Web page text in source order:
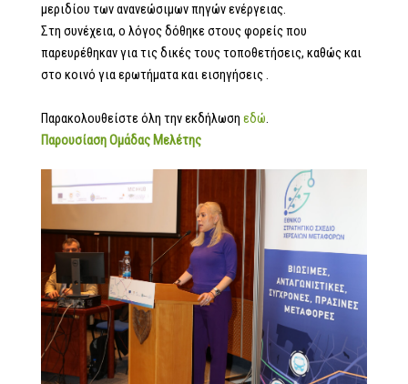
μεριδίου των ανανεώσιμων πηγών ενέργειας.
Στη συνέχεια, ο λόγος δόθηκε στους φορείς που
παρευρέθηκαν για τις δικές τους τοποθετήσεις, καθώς και
στο κοινό για ερωτήματα και εισηγήσεις .
Παρακολουθείστε όλη την εκδήλωση εδώ.
Παρουσίαση Ομάδας Μελέτης